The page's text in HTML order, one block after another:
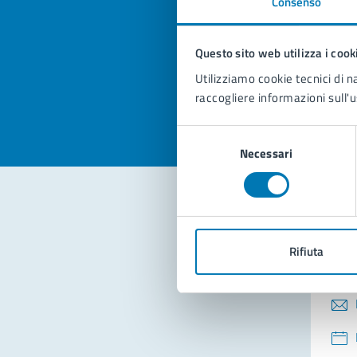
Questo sito web utilizza i
Utilizziamo cookie tecnici di
raccogliere informazioni
consenso
Necessari
Rifiuta